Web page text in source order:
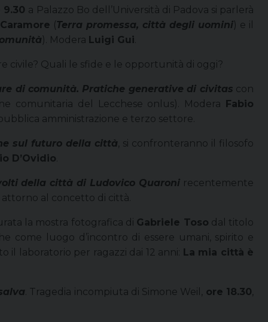
9.30 a Palazzo Bo dell’Università di Padova si parlerà
(Terra promessa, città degli uomini) e il
). Modera Luigi Gui
civile? Quali le sfide e le opportunità di oggi?
di comunità. Pratiche generative di civitas con
comunitaria del Lecchese onlus). Modera Fabio
amministrazione e terzo settore.
sul futuro della città , si confronteranno il filosofo
D’Ovidio
della città di Ludovico Quaroni recentemente
al concetto di città.
la mostra fotografica di Gabriele Toso dal titolo
come luogo d’incontro di essere umani, spirito e
il laboratorio per ragazzi dai 12 anni: La mia città è
. Tragedia incompiuta di Simone Weil, ore 18.30